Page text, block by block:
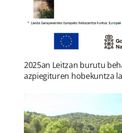
2025an Leitzan burutu
azpiegituren hobekuntza